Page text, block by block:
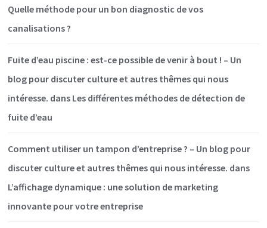
Quelle méthode pour un bon diagnostic de vos
canalisations ?
Fuite d’eau piscine : est-ce possible de venir à bout ! – Un
blog pour discuter culture et autres thêmes qui nous
intéresse. dans Les différentes méthodes de détection de
fuite d’eau
Comment utiliser un tampon d’entreprise ? – Un blog pour
discuter culture et autres thêmes qui nous intéresse. dans
L’affichage dynamique : une solution de marketing
innovante pour votre entreprise